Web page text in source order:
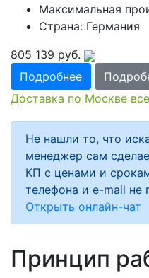
Максимальная
Страна: Германия
805 139 руб.
Подробнее
Доставка по Москве
Не нашли то, что
менеджер сам
КП с ценами и
телефона и e-mail не
Открыть онлайн-чат
Принцип